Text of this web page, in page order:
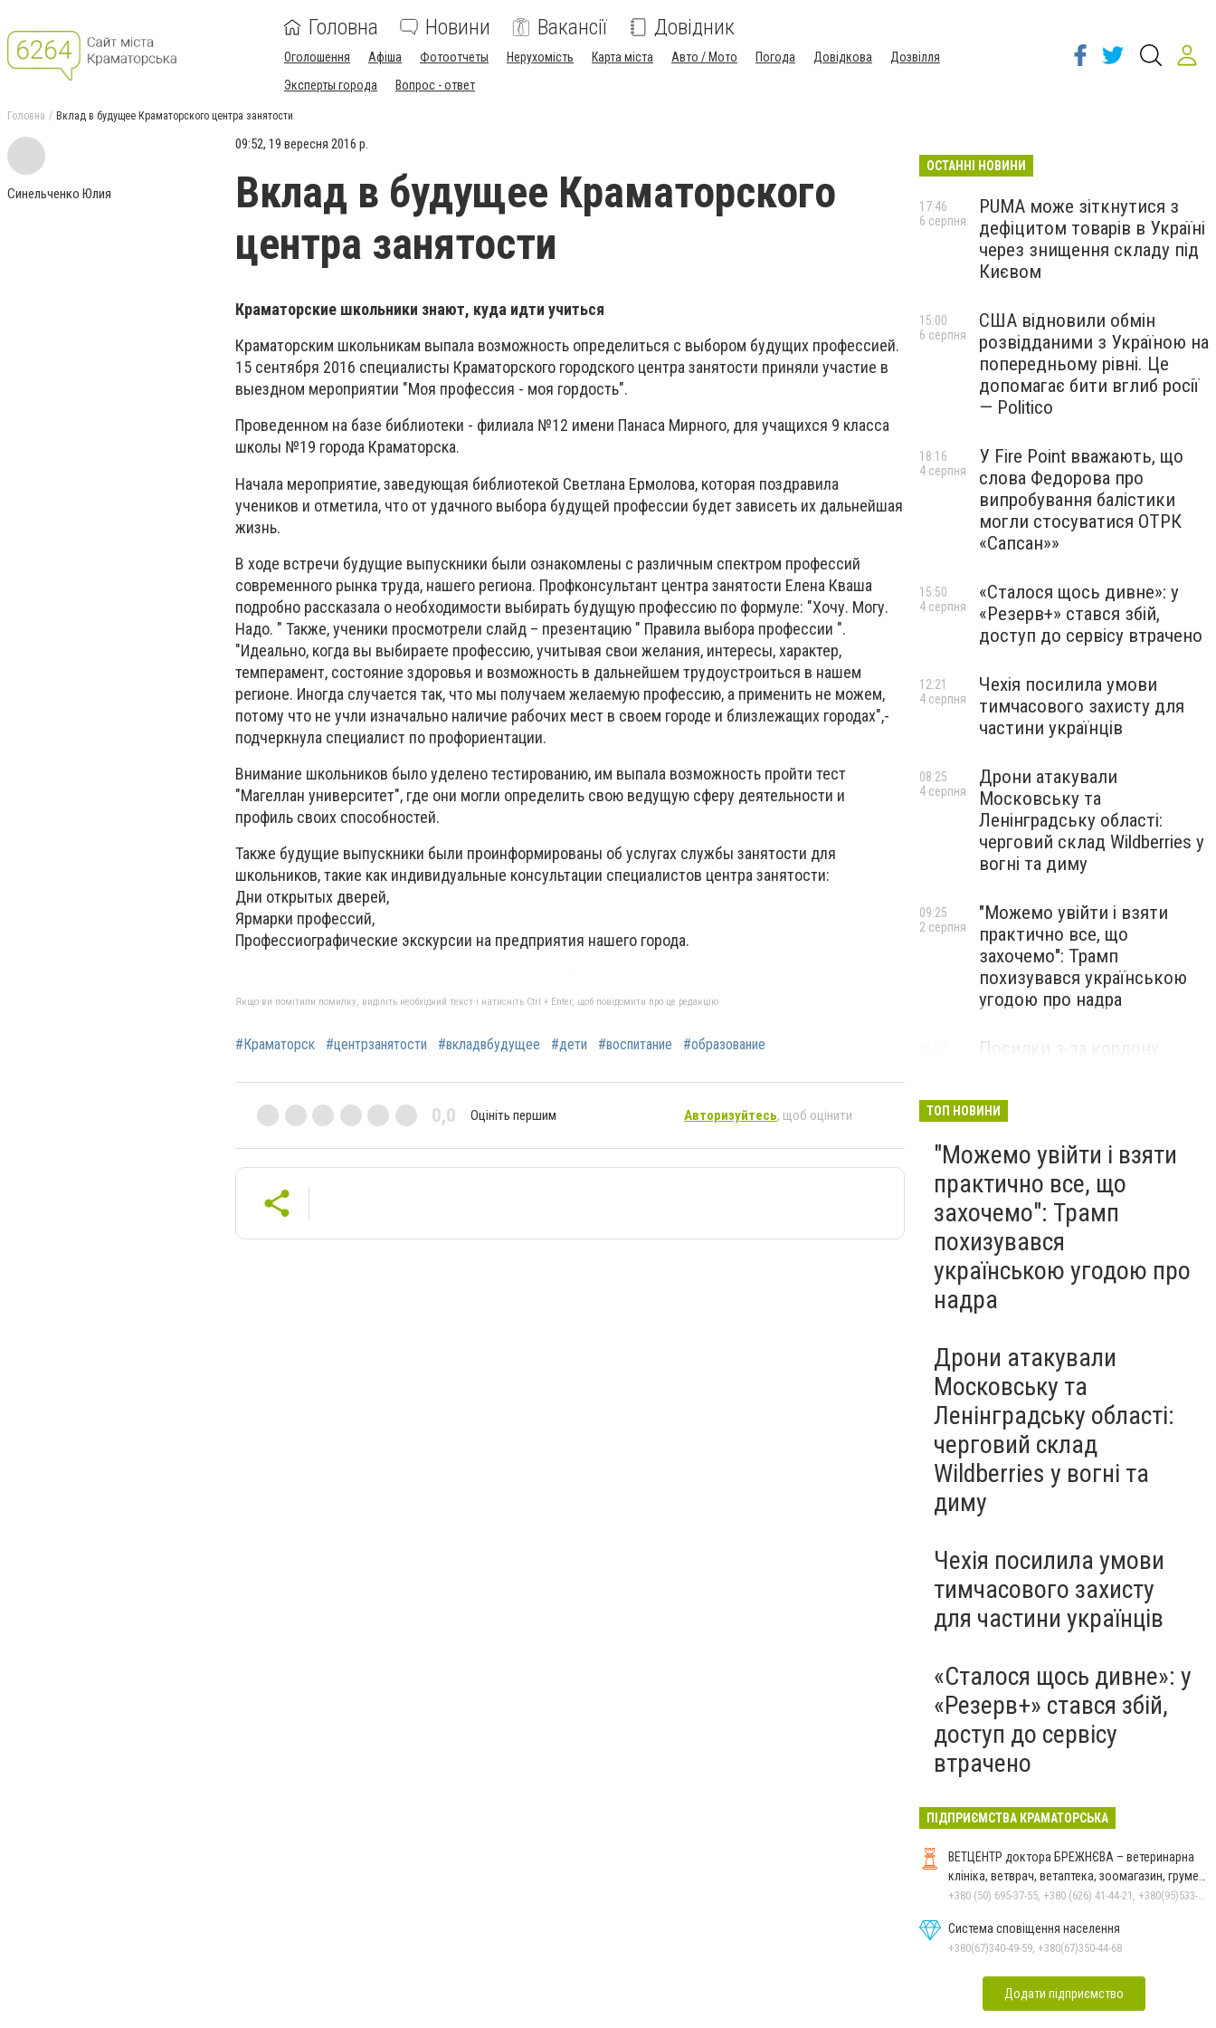
Головна Новини Вакансії Довідник
Оголошення Афіша Фотоотчеты Нерухомість Карта міста Авто / Мото Погода Довідкова
Дозвілля
Эксперты города
Вопрос - ответ
Головна Вклад в будущее Краматорского центра занятости
Синельченко Юлия
09:52, 19 вересня 2016 р.
Вклад в будущее Краматорского
центра занятости
Краматорские школьники знают, куда идти учиться
Краматорским школьникам выпала возможность определиться с выбором будущих профессией.
15 сентября 2016 специалисты Краматорского городского центра занятости приняли участие в
выездном мероприятии "Моя профессия - моя гордость".
Проведенном на базе библиотеки - филиала №12 имени Панаса Мирного, для учащихся 9 класса
школы №19 города Краматорска.
Начала мероприятие, заведующая библиотекой Светлана Ермолова, которая поздравила
учеников и отметила, что от удачного выбора будущей профессии будет зависеть их дальнейшая
жизнь.
В ходе встречи будущие выпускники были ознакомлены с различным спектром профессий
современного рынка труда, нашего региона. Профконсультант центра занятости Елена Кваша
подробно рассказала о необходимости выбирать будущую профессию по формуле: "Хочу. Могу.
Надо. " Также, ученики просмотрели слайд – презентацию " Правила выбора профессии ".
"Идеально, когда вы выбираете профессию, учитывая свои желания, интересы, характер,
темперамент, состояние здоровья и возможность в дальнейшем трудоустроиться в нашем
регионе. Иногда случается так, что мы получаем желаемую профессию, а применить не можем,
потому что не учли изначально наличие рабочих мест в своем городе и близлежащих городах",-
подчеркнула специалист по профориентации.
Внимание школьников было уделено тестированию, им выпала возможность пройти тест
"Магеллан университет", где они могли определить свою ведущую сферу деятельности и
профиль своих способностей.
Также будущие выпускники были проинформированы об услугах службы занятости для
школьников, такие как индивидуальные консультации специалистов центра занятости:
Дни открытых дверей,
Ярмарки профессий,
Профессиографические экскурсии на предприятия нашего города.
Якщо ви помітили помилку, виділіть необхідний текст і натисніть Ctrl + Enter, щоб повідомити про це редакцію
#Краматорск #центрзанятости #вкладвбудущее #дети #воспитание #образование
0,0 Оцініть першим Авторизуйтесь, щоб оцінити
ОСТАННІ НОВИНИ
PUMA може зіткнутися з
дефіцитом товарів в Україні
через знищення складу під
Києвом
17:46
6 серпня
США відновили обмін
розвідданими з Україною на
попередньому рівні. Це
допомагає бити вглиб росії
— Politico
15:00
6 серпня
У Fire Point вважають, що
слова Федорова про
випробування балістики
могли стосуватися ОТРК
«Сапсан»»
18:16
4 серпня
«Сталося щось дивне»: у
«Резерв+» стався збій,
доступ до сервісу втрачено
15:50
4 серпня
Чехія посилила умови
тимчасового захисту для
частини українців
12:21
4 серпня
Дрони атакували
Московську та
Ленінградську області:
черговий склад Wildberries у
вогні та диму
08:25
4 серпня
"Можемо увійти і взяти
практично все, що
захочемо": Трамп
похизувався українською
угодою про надра
09:25
2 серпня
Посилки з-за кордону
правила
ТОП НОВИНИ
"Можемо увійти і взяти
практично все, що
захочемо": Трамп
похизувався
українською угодою про
надра
Дрони атакували
Московську та
Ленінградську області:
черговий склад
Wildberries у вогні та
диму
Чехія посилила умови
тимчасового захисту
для частини українців
«Сталося щось дивне»: у
«Резерв+» стався збій,
доступ до сервісу
втрачено
ПІДПРИЄМСТВА КРАМАТОРСЬКА
ВЕТЦЕНТР доктора БРЕЖНЄВА – ветеринарна
клініка, ветврач, ветаптека, зоомагазин, грумер,
стрижки.
+380 (50) 695-37-55, +380 (626) 41-44-21, +380(95)533-90-03
Система сповіщення населення
+380(67)340-49-59, +380(67)350-44-68
Додати підприємство